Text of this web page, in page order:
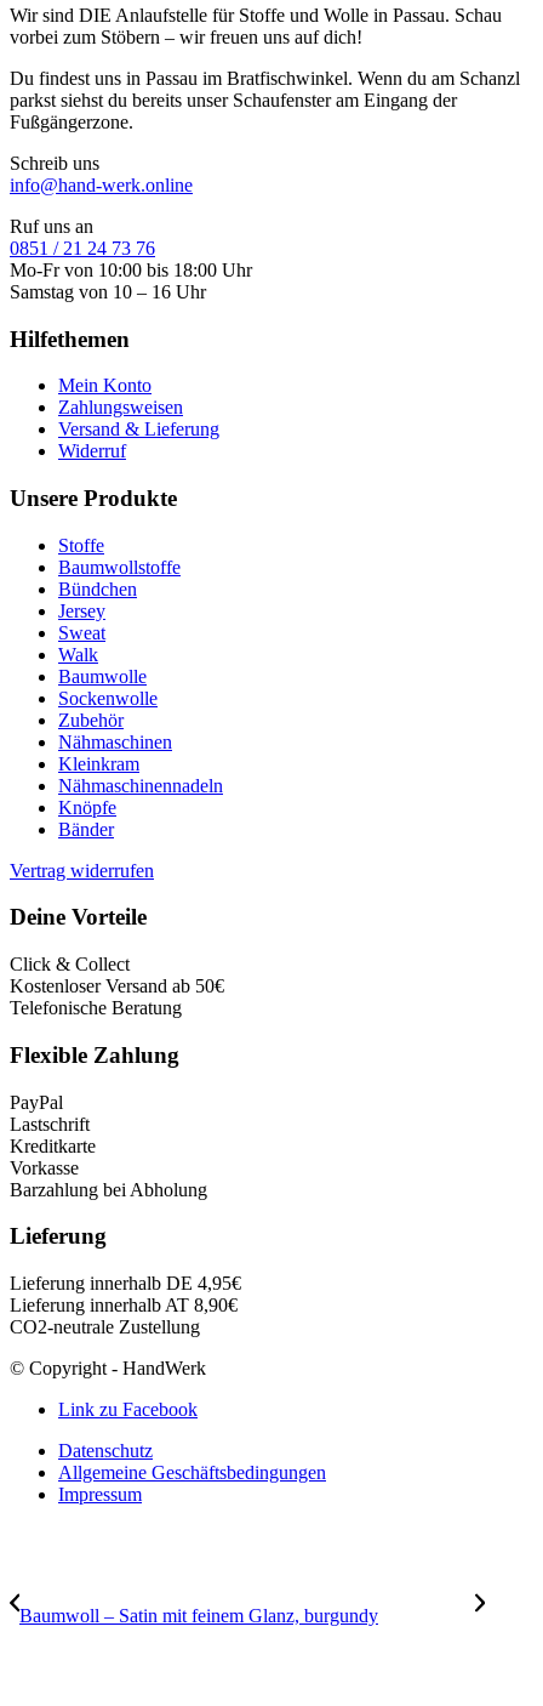
Wir sind DIE Anlaufstelle für Stoffe und Wolle in Passau. Schau
vorbei zum Stöbern – wir freuen uns auf dich!
Du findest uns in Passau im Bratfischwinkel. Wenn du am Schanzl
parkst siehst du bereits unser Schaufenster am Eingang der
Fußgängerzone.
Schreib uns
info@hand-werk.online
Ruf uns an
0851 / 21 24 73 76
Mo-Fr von 10:00 bis 18:00 Uhr
Samstag von 10 – 16 Uhr
Hilfethemen
Mein Konto
Zahlungsweisen
Versand & Lieferung
Widerruf
Unsere Produkte
Stoffe
Baumwollstoffe
Bündchen
Jersey
Sweat
Walk
Baumwolle
Sockenwolle
Zubehör
Nähmaschinen
Kleinkram
Nähmaschinennadeln
Knöpfe
Bänder
Vertrag widerrufen
Deine Vorteile
Click & Collect
Kostenloser Versand ab 50€
Telefonische Beratung
Flexible Zahlung
PayPal
Lastschrift
Kreditkarte
Vorkasse
Barzahlung bei Abholung
Lieferung
Lieferung innerhalb DE 4,95€
Lieferung innerhalb AT 8,90€
CO2-neutrale Zustellung
© Copyright - HandWerk
Link zu Facebook
Datenschutz
Allgemeine Geschäftsbedingungen
Impressum
Baumwoll – Satin mit feinem Glanz, burgundy